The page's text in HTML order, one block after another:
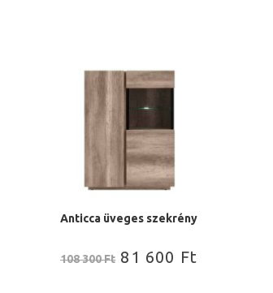
Anticca üveges szekrény
108 300Ft 81 600 Ft